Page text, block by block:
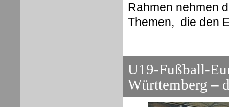
Rahmen nehmen
Themen, die den
U19-Fußball-
Württemberg –